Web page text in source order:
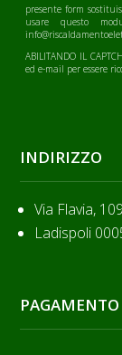
presente form
usare questo
ABILITANDO IL
ed e-mail per essere
INDIRIZZO
Via Flavia, 109
Ladispoli
PAGAMENTO